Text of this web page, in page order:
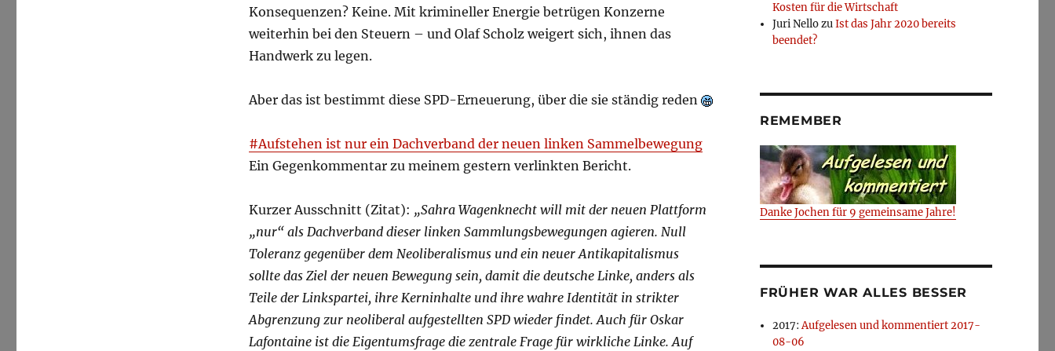
Konsequenzen? Keine. Mit krimineller Energie betrügen Konzerne
weiterhin bei den Steuern – und Olaf Scholz weigert sich, ihnen das
Handwerk zu legen.
Aber das ist bestimmt diese SPD-Erneuerung, über die sie ständig reden
#Aufstehen ist nur ein Dachverband der neuen linken Sammelbewegung
Ein Gegenkommentar zu meinem gestern verlinkten Bericht.
Kurzer Ausschnitt (Zitat): „Sahra Wagenknecht will mit der neuen Plattform
„nur“ als Dachverband dieser linken Sammlungsbewegungen agieren. Null
Toleranz gegenüber dem Neoliberalismus und ein neuer Antikapitalismus
sollte das Ziel der neuen Bewegung sein, damit die deutsche Linke, anders als
Teile der Linkspartei, ihre Kerninhalte und ihre wahre Identität in strikter
Abgrenzung zur neoliberal aufgestellten SPD wieder findet. Auch für Oskar
Lafontaine ist die Eigentumsfrage die zentrale Frage für wirkliche Linke. Auf
Kosten für die Wirtschaft
Juri NellozuIst das Jahr 2020 bereits
beendet?
REMEMBER
Danke Jochen für 9 gemeinsame Jahre!
FRÜHER WAR ALLES BESSER
2017:Aufgelesen und kommentiert 2017-
08-06